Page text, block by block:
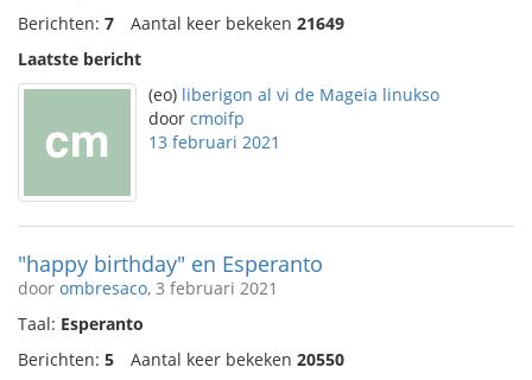
Berichten: 7 Aantal keer bekeken 21649
Laatste bericht
(eo) liberigon al vi de Mageia linukso
door cmoifp
13 februari 2021
"happy birthday" en Esperanto
door ombresaco, 3 februari 2021
Taal: Esperanto
Berichten: 5 Aantal keer bekeken 20550